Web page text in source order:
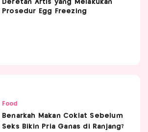
Deretan Artis yang Melakukan
Prosedur Egg Freezing
Food
Benarkah Makan Coklat Sebelum
Seks Bikin Pria Ganas di Ranjang?